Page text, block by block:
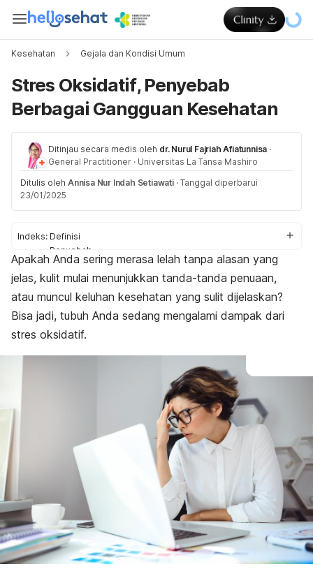
Kesehatan Gejala dan Kondisi Umum
Stres Oksidatif, Penyebab
Berbagai Gangguan Kesehatan
Ditinjau secara medis oleh dr. Nurul Fajriah Afiatunnisa ·
General Practitioner · Universitas La Tansa Mashiro
Ditulis oleh Annisa Nur Indah Setiawati · Tanggal diperbarui
23/01/2025
Indeks: Definisi
Penyebab
Gejala
Cara mengurangi
Apakah Anda sering merasa lelah tanpa alasan yang
jelas, kulit mulai menunjukkan tanda-tanda penuaan,
atau muncul keluhan kesehatan yang sulit dijelaskan?
Bisa jadi, tubuh Anda sedang mengalami dampak dari
stres oksidatif.